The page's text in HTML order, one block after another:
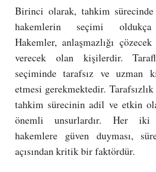
Birinci olarak, tahkim
hakemlerin seçimi
Hakemler, anlaşmazlığı
verecek olan kişilerdir.
seçiminde tarafsız ve uzman
etmesi gerekmektedir.
tahkim sürecinin adil ve etkin
önemli unsurlardır. Her
hakemlere güven duyması,
açısından kritik bir faktördür.